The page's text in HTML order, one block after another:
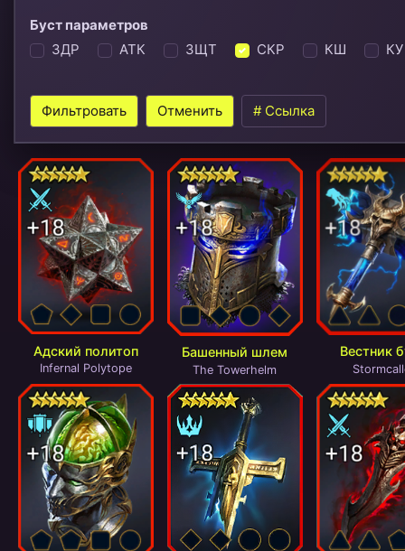
Буст параметров
ЗДР
АТК ЗЩТ СКР КШ КУ
Фильтровать Отменить # Ссылка
Адский политоп
Infernal Polytope
Башенный шлем
The Towerhelm
Вестник